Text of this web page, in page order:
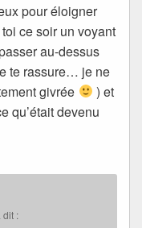
pour éloigner
ce soir un voyant
au-dessus
te rassure… je ne
givrée
) et
qu’était devenu
dit :